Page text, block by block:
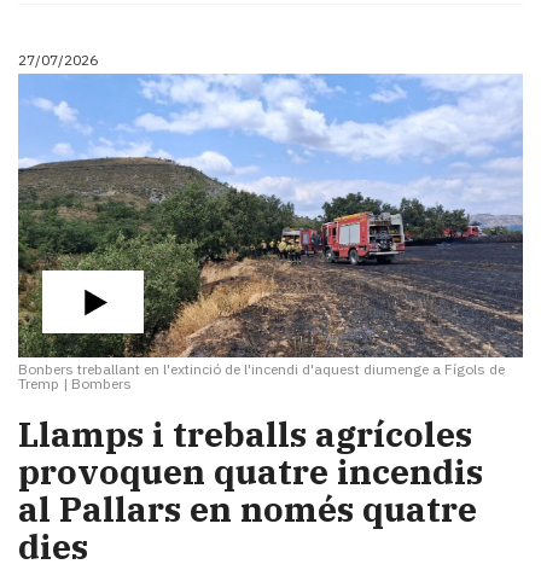
Pallars
Contingut
patrocinat
Lo
més
llegit...
Editorial
27/07/2026
Bonbers treballant en l'extinció de l'incendi d'aquest diumenge a Fígols de
Tremp | Bombers
Llamps i treballs agrícoles
provoquen quatre incendis
al Pallars en només quatre
dies